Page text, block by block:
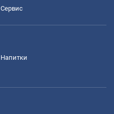
Сервис
Напитки